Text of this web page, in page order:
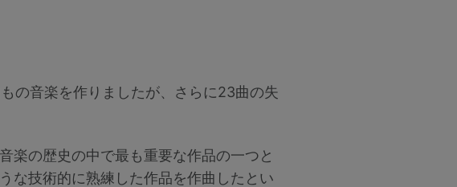
の音楽を作りましたが、さらに23曲の失
楽の歴史の中で最も重要な作品の一つと
な技術的に熟練した作品を作曲したとい